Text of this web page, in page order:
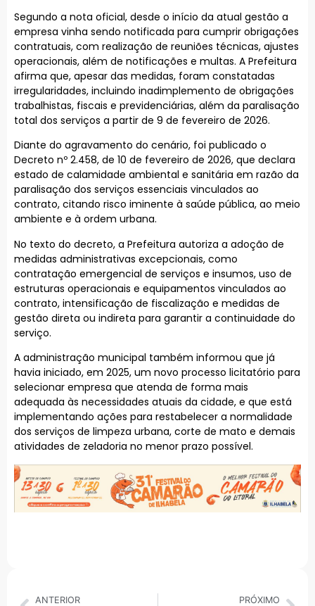
Segundo a nota oficial, desde o início da atual gestão a
empresa vinha sendo notificada para cumprir obrigações
contratuais, com realização de reuniões técnicas, ajustes
operacionais, além de notificações e multas. A Prefeitura
afirma que, apesar das medidas, foram constatadas
irregularidades, incluindo inadimplemento de obrigações
trabalhistas, fiscais e previdenciárias, além da paralisação
total dos serviços a partir de 9 de fevereiro de 2026.
Diante do agravamento do cenário, foi publicado o
Decreto nº 2.458, de 10 de fevereiro de 2026, que declara
estado de calamidade ambiental e sanitária em razão da
paralisação dos serviços essenciais vinculados ao
contrato, citando risco iminente à saúde pública, ao meio
ambiente e à ordem urbana.
No texto do decreto, a Prefeitura autoriza a adoção de
medidas administrativas excepcionais, como
contratação emergencial de serviços e insumos, uso de
estruturas operacionais e equipamentos vinculados ao
contrato, intensificação de fiscalização e medidas de
gestão direta ou indireta para garantir a continuidade do
serviço.
A administração municipal também informou que já
havia iniciado, em 2025, um novo processo licitatório para
selecionar empresa que atenda de forma mais
adequada às necessidades atuais da cidade, e que está
implementando ações para restabelecer a normalidade
dos serviços de limpeza urbana, corte de mato e demais
atividades de zeladoria no menor prazo possível.
ANTERIOR PRÓXIMO